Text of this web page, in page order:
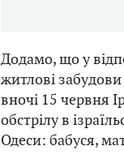
Додамо, що у
житлові
вночі 15 червня
обстрілу в
Одеси: бабуся,